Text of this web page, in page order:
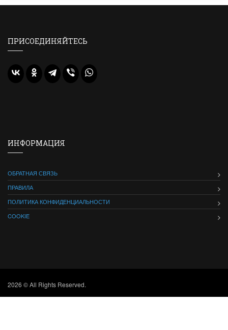
ПРИСОЕДИНЯЙТЕСЬ
ИНФОРМАЦИЯ
ОБРАТНАЯ СВЯЗЬ
ПРАВИЛА
ПОЛИТИКА КОНФИДЕНЦИАЛЬНОСТИ
COOKIE
2026 © All Rights Reserved.